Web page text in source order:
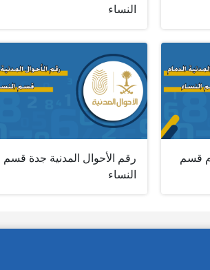
النساء
قسم
رقم الأحوال المدنية جدة قسم
النساء